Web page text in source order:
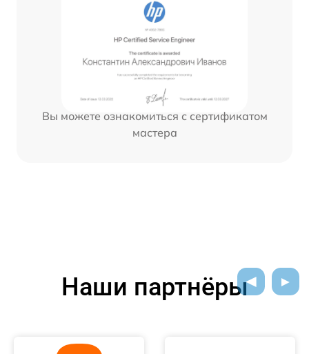
Вы можете ознакомиться с сертификатом
мастера
Наши партнёры